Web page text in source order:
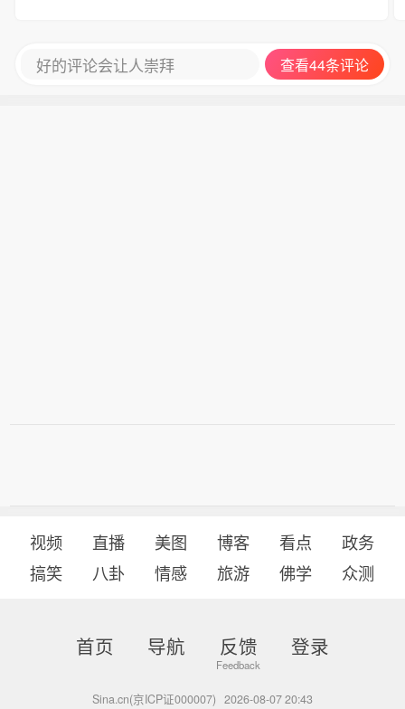
好的评论会让人崇拜 查看44条评论
视频 直播 美图 博客 看点
政务
搞笑
八卦 情感 旅游 佛学 众测
首页 导航 反馈 登录
Sina.cn(京ICP证000007) 2026-08-07 20:43